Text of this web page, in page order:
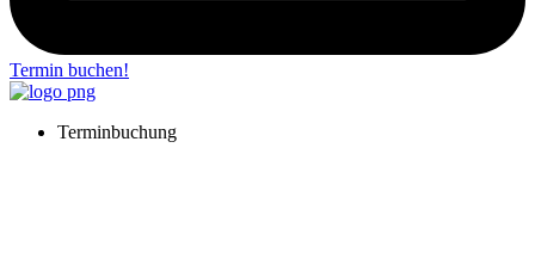
Termin buchen!
Terminbuchung